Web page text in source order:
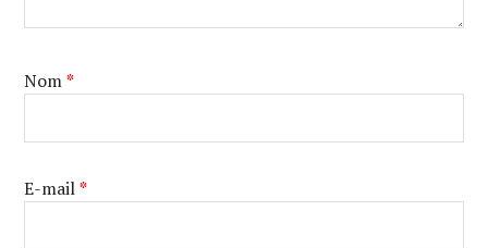
Nom*
E-mail*